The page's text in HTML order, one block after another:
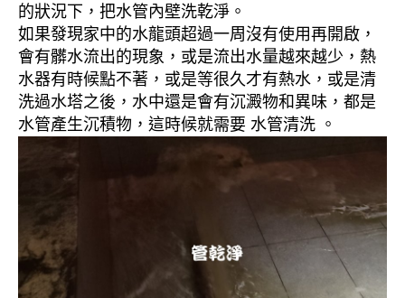
的狀況下，把水管內壁洗乾淨。
如果發現家中的水龍頭超過一周沒有使用再開啟，
會有髒水流出的現象，或是流出水量越來越少，熱
水器有時候點不著，或是等很久才有熱水，或是清
洗過水塔之後，水中還是會有沉澱物和異味，都是
水管產生沉積物，這時候就需要 水管清洗 。